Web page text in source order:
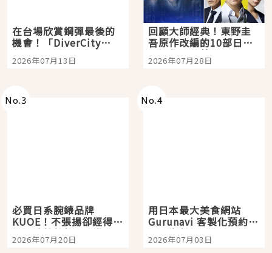
在台場欣賞鋼彈最後的
機會！「DiverCity
Tokyo Plaza」搭船、
購物、美食及夜景，一
2026年07月13日
回顧大師經典！東野圭
吾原作改編的10部日本
影視作品推薦
2026年07月28日
No.3
必買日系腕錶品牌
KUOE！不張揚卻經得起
時間洗鍊的經典之作五
選
2026年07月20日
No.4
用日本最大美食網站
Gurunavi 客製化預約九
大都市餐廳，打造專屬
美食體驗！
2026年07月03日